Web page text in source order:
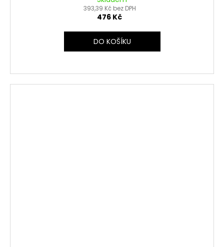
393,39 Kč bez DPH
476 Kč
DO KOŠÍKU